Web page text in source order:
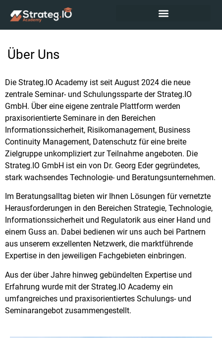
Über Uns
Die Strateg.IO Academy ist seit August 2024 die neue
zentrale Seminar- und Schulungssparte der Strateg.IO
GmbH. Über eine eigene zentrale Plattform werden
praxisorientierte Seminare in den Bereichen
Informationssicherheit, Risikomanagement, Business
Continuity Management, Datenschutz für eine breite
Zielgruppe unkompliziert zur Teilnahme angeboten. Die
Strateg.IO GmbH ist ein von Dr. Georg Eder gegründetes,
stark wachsendes Technologie- und Beratungsunternehmen.
Im Beratungsalltag bieten wir Ihnen Lösungen für vernetzte
Herausforderungen in den Bereichen Strategie, Technologie,
Informationssicherheit und Regulatorik aus einer Hand und
einem Guss an. Dabei bedienen wir uns auch bei Partnern
aus unserem exzellenten Netzwerk, die marktführende
Expertise in den jeweiligen Fachgebieten einbringen.
Aus der über Jahre hinweg gebündelten Expertise und
Erfahrung wurde mit der Strateg.IO Academy ein
umfangreiches und praxisorientiertes Schulungs- und
Seminarangebot zusammengestellt.